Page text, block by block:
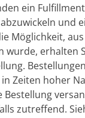
ein
und
Möglichkeit,
wurde, erhalten
Zeiten hoher
Bestellung
zutreffend.